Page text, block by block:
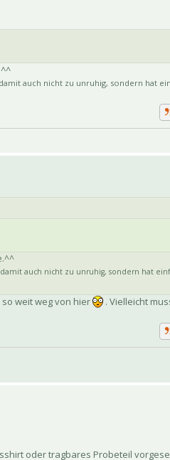
auch nicht zu unruhig, sondern hat
auch nicht zu unruhig, sondern hat
weit weg von hier
. Vielleicht
oder tragbares Probeteil